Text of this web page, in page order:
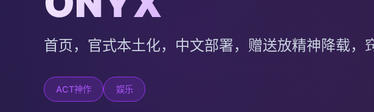
首页，官式本土化，中文部署，赠送放精神降载，
ACT神作 娱乐